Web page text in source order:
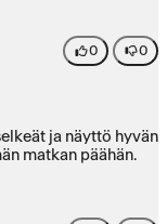
0 0
ja näyttö hyvän
matkan päähän.